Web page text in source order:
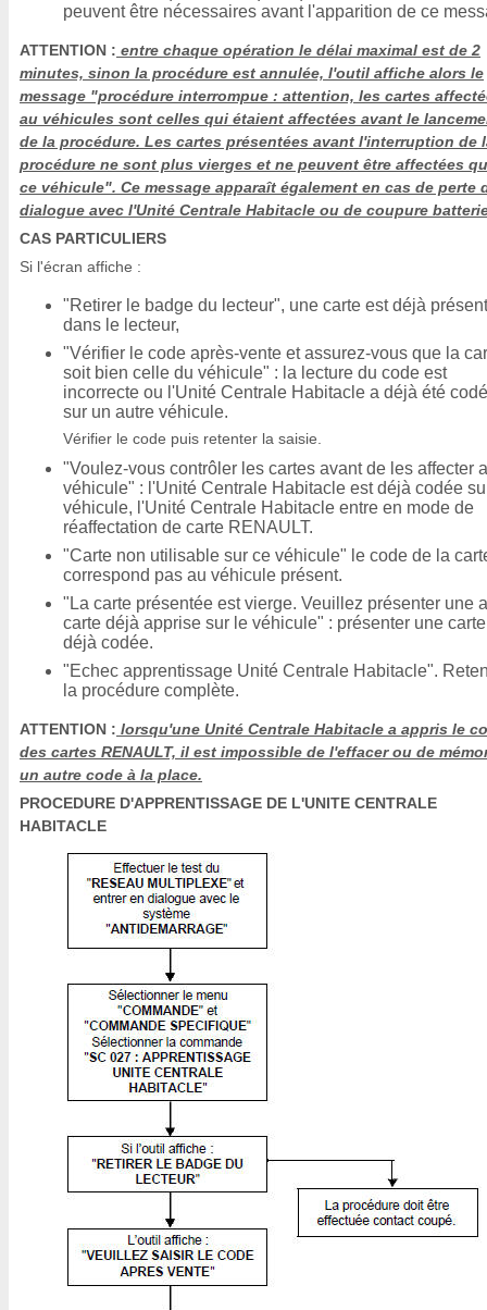
peuvent être nécessaires avant l'apparition de ce
ATTENTION : entre chaque opération le délai maximal est de 2
minutes, sinon la procédure est annulée, l'outil affiche alors le
message "procédure interrompue : attention, les cartes
au véhicules sont celles qui étaient affectées avant le
de la procédure. Les cartes présentées avant l'interruption de
procédure ne sont plus vierges et ne peuvent être affectées
ce véhicule". Ce message apparaît également en cas de perte
dialogue avec l'Unité Centrale Habitacle ou de coupure
CAS PARTICULIERS
Si l'écran affiche :
"Retirer le badge du lecteur", une carte est déjà
dans le lecteur,
"Vérifier le code après-vente et assurez-vous que la
soit bien celle du véhicule" : la lecture du code est
incorrecte ou l'Unité Centrale Habitacle a déjà été
sur un autre véhicule.
Vérifier le code puis retenter la saisie.
"Voulez-vous contrôler les cartes avant de les affecter
véhicule" : l'Unité Centrale Habitacle est déjà codée
véhicule, l'Unité Centrale Habitacle entre en mode de
réaffectation de carte RENAULT.
"Carte non utilisable sur ce véhicule" le code de la
correspond pas au véhicule présent.
"La carte présentée est vierge. Veuillez présenter une
carte déjà apprise sur le véhicule" : présenter une carte
déjà codée.
"Echec apprentissage Unité Centrale Habitacle".
la procédure complète.
ATTENTION : lorsqu'une Unité Centrale Habitacle a appris le
des cartes RENAULT, il est impossible de l'effacer ou de
un autre code à la place.
PROCEDURE D'APPRENTISSAGE DE L'UNITE CENTRALE
HABITACLE